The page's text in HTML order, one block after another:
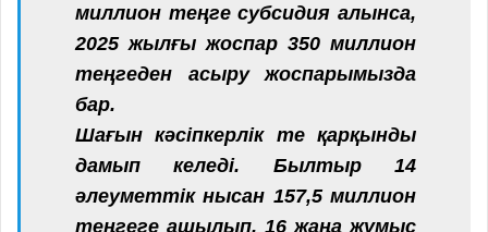
миллион теңге субсидия алынса,
2025 жылғы жоспар 350 миллион
теңгеден асыру жоспарымызда
бар.
Шағын кәсіпкерлік те қарқынды
дамып келеді. Былтыр 14
әлеуметтік нысан 157,5 миллион
теңгеге ашылып, 16 жаңа жұмыс